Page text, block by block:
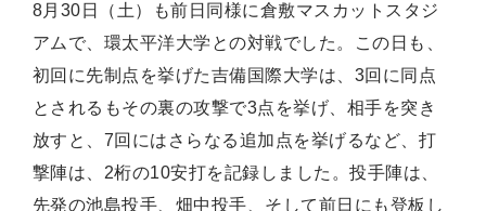
8月30日（土）も前日同様に倉敷マスカットスタジ
アムで、環太平洋大学との対戦でした。この日も、
初回に先制点を挙げた吉備国際大学は、3回に同点
とされるもその裏の攻撃で3点を挙げ、相手を突き
放すと、7回にはさらなる追加点を挙げるなど、打
撃陣は、2桁の10安打を記録しました。投手陣は、
先発の池島投手、畑中投手、そして前日にも登板し